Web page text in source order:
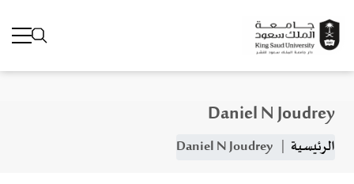
تجاوز إلى المحتوى الرئيسي
Daniel N Joudrey
مسار التنقل
الرئيسية